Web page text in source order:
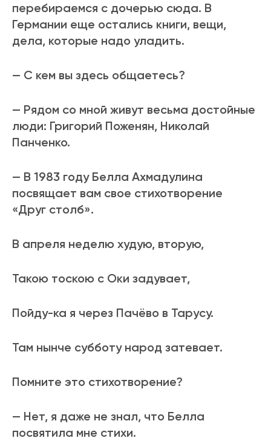
перебираемся с дочерью сюда. В
Германии еще остались книги, вещи,
дела, которые надо уладить.
— С кем вы здесь общаетесь?
— Рядом со мной живут весьма достойные
люди: Григорий Поженян, Николай
Панченко.
— В 1983 году Белла Ахмадулина
посвящает вам свое стихотворение
«Друг столб».
В апреля неделю худую, вторую,
Такою тоскою с Оки задувает,
Пойду-ка я через Пачёво в Тарусу.
Там нынче субботу народ затевает.
Помните это стихотворение?
— Нет, я даже не знал, что Белла
посвятила мне стихи.